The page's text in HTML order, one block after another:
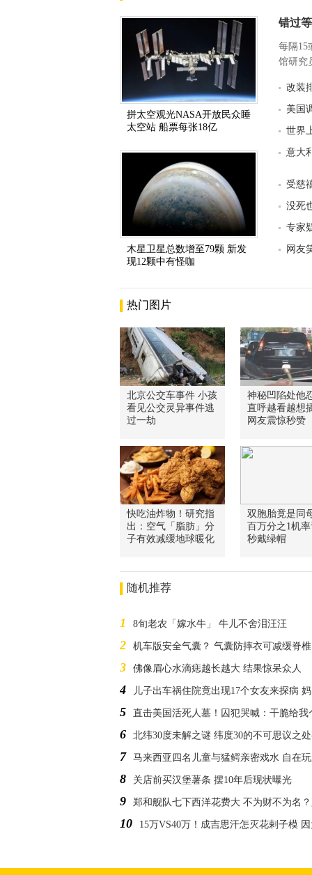
拼太空观光NASA开放民众睡
太空站 船票每张18亿
木星卫星总数增至79颗 新发
现12颗中有怪咖
错过
每隔15
馆研究
改装
美国
世界
意大
受慈
没死
专家
网友
热门图片
北京公交车事件 小孩
看见公交灵异事件逃
过一劫
神秘凹陷处他
直呼越看越想
网友震惊秒赞
快吃油炸物！研究指
出：空气「脂肪」分
子有效减缓地球暖化
双胞胎竟是同
百万分之1机
秒戴绿帽
随机推荐
1 8旬老农「嫁水牛」 牛儿不舍泪汪汪
2 机车版安全气囊？ 气囊防摔衣可减缓脊
3 佛像眉心水滴痣越长越大 结果惊呆众人
4 儿子出车祸住院竟出现17个女友来探病
5 直击美国活死人墓！囚犯哭喊：干脆给我
6 北纬30度未解之谜 纬度30的不可思议之
7 马来西亚四名儿童与猛鳄亲密戏水 自在
8 关店前买汉堡薯条 摆10年后现状曝光
9 郑和舰队七下西洋花费大 不为财不为名
10 15万VS40万！成吉思汗怎灭花剌子模